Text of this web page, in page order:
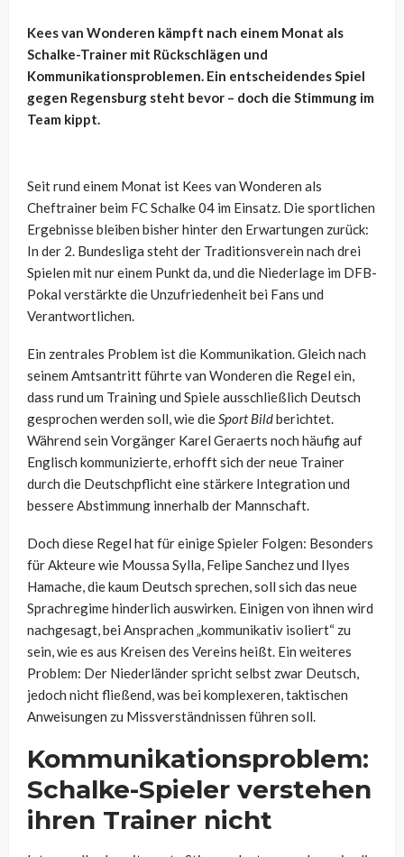
Kees van Wonderen kämpft nach einem Monat als
Schalke-Trainer mit Rückschlägen und
Kommunikationsproblemen. Ein entscheidendes Spiel
gegen Regensburg steht bevor – doch die Stimmung im
Team kippt.
Seit rund einem Monat ist Kees van Wonderen als
Cheftrainer beim FC Schalke 04 im Einsatz. Die sportlichen
Ergebnisse bleiben bisher hinter den Erwartungen zurück:
In der 2. Bundesliga steht der Traditionsverein nach drei
Spielen mit nur einem Punkt da, und die Niederlage im DFB-
Pokal verstärkte die Unzufriedenheit bei Fans und
Verantwortlichen.
Ein zentrales Problem ist die Kommunikation. Gleich nach
seinem Amtsantritt führte van Wonderen die Regel ein,
dass rund um Training und Spiele ausschließlich Deutsch
gesprochen werden soll, wie dieSport Bildberichtet.
Während sein Vorgänger Karel Geraerts noch häufig auf
Englisch kommunizierte, erhofft sich der neue Trainer
durch die Deutschpflicht eine stärkere Integration und
bessere Abstimmung innerhalb der Mannschaft.
Doch diese Regel hat für einige Spieler Folgen: Besonders
für Akteure wie Moussa Sylla, Felipe Sanchez und Ilyes
Hamache, die kaum Deutsch sprechen, soll sich das neue
Sprachregime hinderlich auswirken. Einigen von ihnen wird
nachgesagt, bei Ansprachen „kommunikativ isoliert“ zu
sein, wie es aus Kreisen des Vereins heißt. Ein weiteres
Problem: Der Niederländer spricht selbst zwar Deutsch,
jedoch nicht fließend, was bei komplexeren, taktischen
Anweisungen zu Missverständnissen führen soll.
Kommunikationsproblem:
Schalke-Spieler verstehen
ihren Trainer nicht